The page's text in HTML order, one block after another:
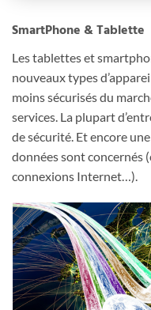
SmartPhone & Tablette
Les tablettes et
nouveaux types
moins sécurisés du
services. La plupart
de sécurité. Et encore
données sont concernés
connexions Internet…).